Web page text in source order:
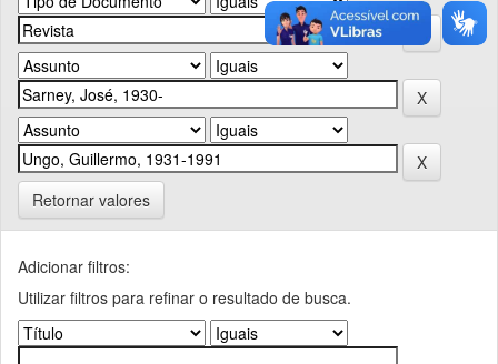
Retornar valores
Adicionar filtros:
Utilizar filtros para refinar o resultado de busca.